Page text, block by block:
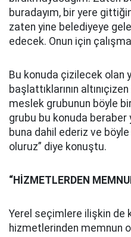
buradayım, bir yere
zaten yine belediyeye
edecek. Onun için
Bu konuda çizilecek olan
başlattıklarının
meslek grubunun böyle
grubu bu konuda beraber
buna dahil ederiz ve
oluruz” diye konuştu.
“HİZMETLERDEN
Yerel seçimlere ilişkin de
hizmetlerinden memnun